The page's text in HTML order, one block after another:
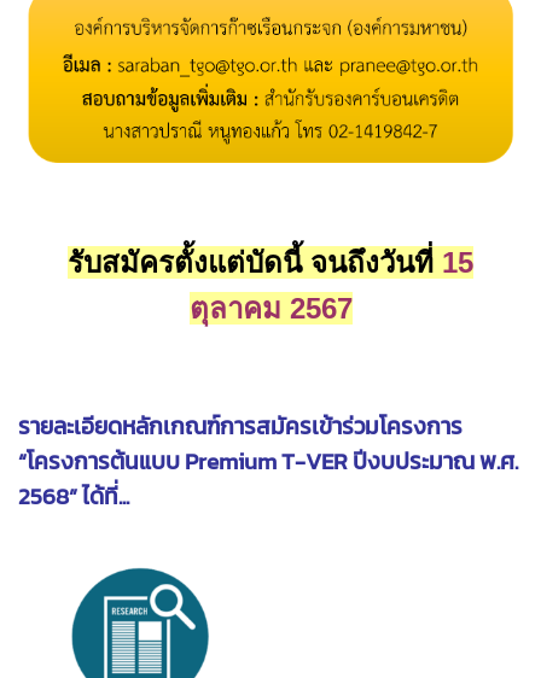
รับสมัครตั้งแต่บัดนี้ จนถึงวันที่ 15
ตุลาคม 2567
รายละเอียดหลักเกณฑ์การสมัครเข้าร่วมโครงการ
“โครงการต้นแบบ Premium T-VER ปีงบประมาณ พ.ศ.
2568” ได้ที่...